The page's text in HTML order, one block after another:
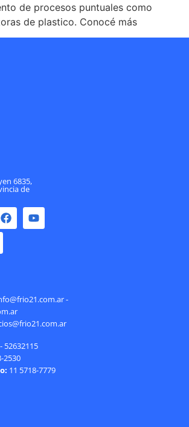
de procesos puntuales como
de plastico. Conocé más
6835,
de
-
52632115
2530
11 5718-7779